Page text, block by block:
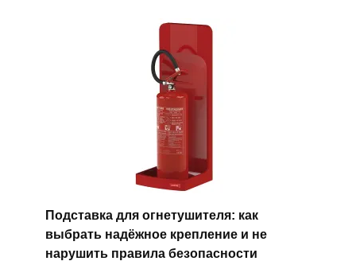
Подставка для огнетушителя: как
выбрать надёжное крепление и не
нарушить правила безопасности